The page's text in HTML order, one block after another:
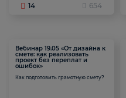
14 654
Вебинар 19.05 «От дизайна к
смете: как реализовать
проект без переплат и
ошибок»
Как подготовить грамотную смету?